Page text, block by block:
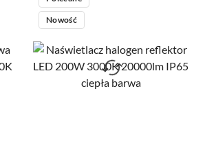
Nowość